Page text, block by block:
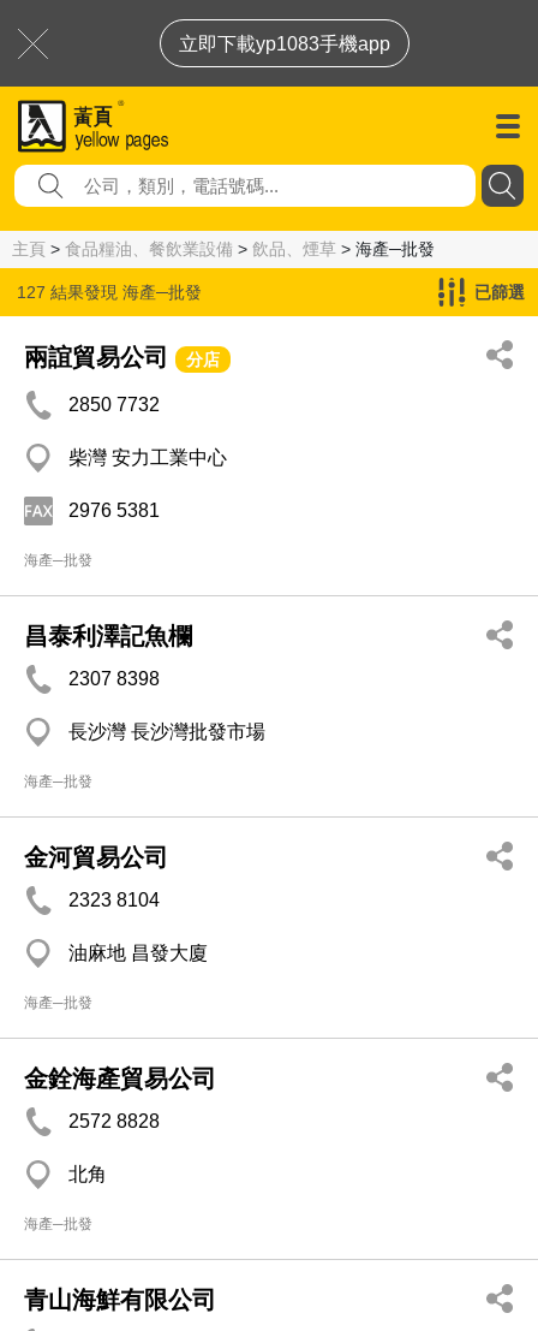
立即下載yp1083手機app
主頁 > 食品糧油、餐飲業設備 > 飲品、煙草 > 海產─批發
127 結果發現 海產─批發 已篩選
兩誼貿易公司 分店
2850 7732
柴灣 安力工業中心
2976 5381
海產─批發
昌泰利澤記魚欄
2307 8398
長沙灣 長沙灣批發市場
海產─批發
金河貿易公司
2323 8104
油麻地 昌發大廈
海產─批發
金銓海產貿易公司
2572 8828
北角
海產─批發
青山海鮮有限公司